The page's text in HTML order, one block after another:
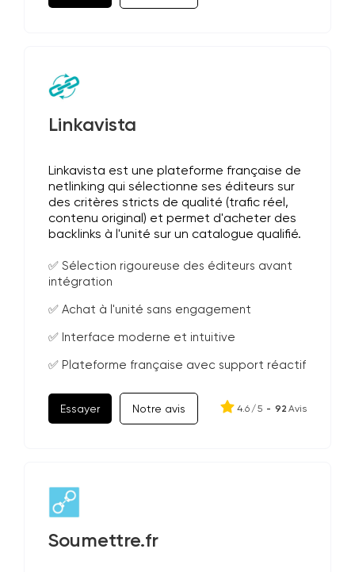
Linkavista
Linkavista est une plateforme française de
netlinking qui sélectionne ses éditeurs sur
des critères stricts de qualité (trafic réel,
contenu original) et permet d'acheter des
backlinks à l'unité sur un catalogue qualifié.
✅ Sélection rigoureuse des éditeurs avant
intégration
✅ Achat à l'unité sans engagement
✅ Interface moderne et intuitive
✅ Plateforme française avec support réactif
Essayer Notre avis 4.6 /5 - 92 Avis
Soumettre.fr